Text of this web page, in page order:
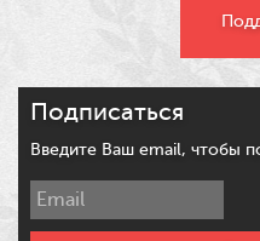
Подписаться
Введите Ваш email, чтобы